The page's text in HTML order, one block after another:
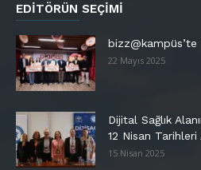
EDITÖRÜN SEÇIMI
bizz@kampüs’te
22 Mayıs 2025
Dijital Sağlık
12 Nisan Tarihleri
15 Nisan 2025